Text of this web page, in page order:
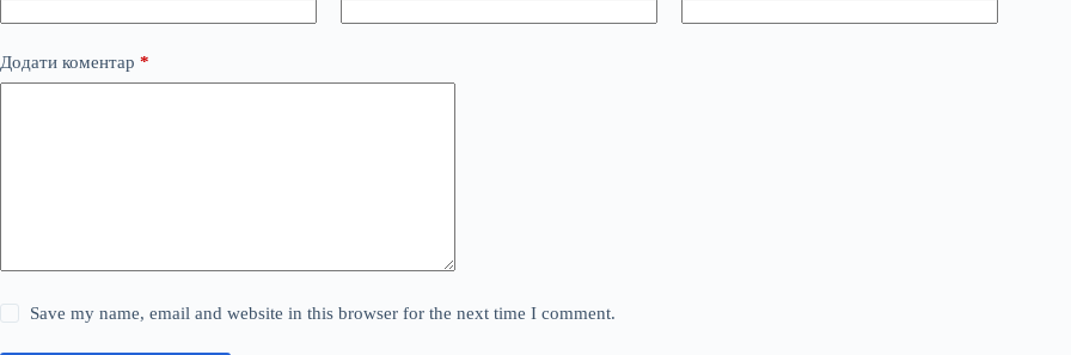
Додати коментар *
Save my name, email and website in this browser for the next time I comment.